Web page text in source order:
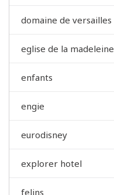
domaine de versailles
eglise de la madeleine
enfants
engie
eurodisney
explorer hotel
felins